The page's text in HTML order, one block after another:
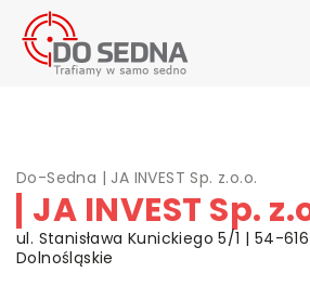
Do-Sedna | JA INVEST Sp. z.o.o.
JA INVEST Sp.
ul. Stanisława Kunickiego 5/1 | 54-
Dolnośląskie